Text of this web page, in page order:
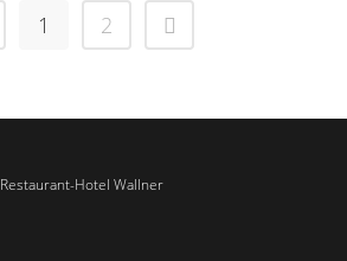
1 2
Restaurant-Hotel Wallner